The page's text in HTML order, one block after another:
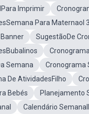
Imprimir
Para Maternaol 3
SugestãoDe
Semana
Cronograma
De AtividadesFilho
Bebés
Planejamento
Calendário